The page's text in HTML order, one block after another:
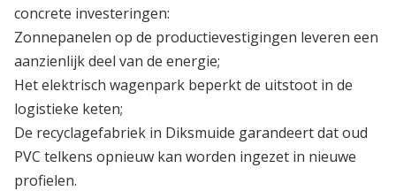
concrete investeringen:
Zonnepanelen op de productievestigingen leveren een
aanzienlijk deel van de energie;
Het elektrisch wagenpark beperkt de uitstoot in de
logistieke keten;
De recyclagefabriek in Diksmuide garandeert dat oud
PVC telkens opnieuw kan worden ingezet in nieuwe
profielen.